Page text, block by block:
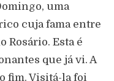
uma
cuja fama entre
Rosário. Esta é
que já vi. A
fim. Visitá-la foi